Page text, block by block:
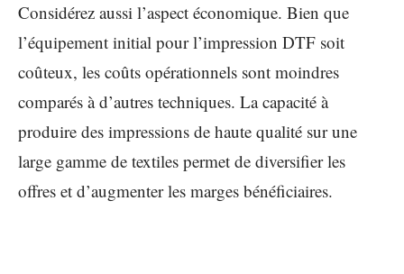
Considérez aussi l’aspect économique. Bien que
l’équipement initial pour l’impression DTF soit
coûteux, les coûts opérationnels sont moindres
comparés à d’autres techniques. La capacité à
produire des impressions de haute qualité sur une
large gamme de textiles permet de diversifier les
offres et d’augmenter les marges bénéficiaires.